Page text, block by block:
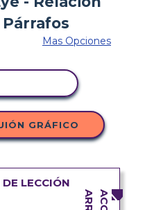
Mas Opciones
GRÁFICO
LECCIÓN